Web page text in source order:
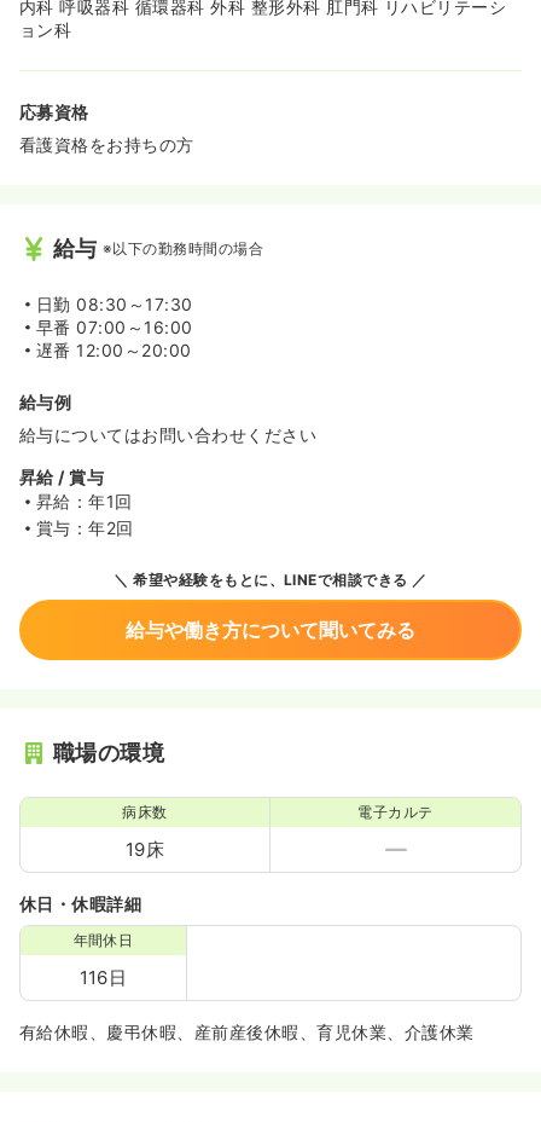
内科 呼吸器科 循環器科 外科 整形外科 肛門科 リハビリテーシ
ョン科
応募資格
看護資格をお持ちの方
給与 ※以下の勤務時間の場合
日勤 08:30～17:30
早番 07:00～16:00
遅番 12:00～20:00
給与例
給与についてはお問い合わせください
昇給 / 賞与
昇給：年1回
賞与：年2回
希望や経験をもとに、LINEで相談できる
給与や働き方について聞いてみる
職場の環境
病床数
19床
電子カルテ
休日・休暇詳細
年間休日
116日
有給休暇、慶弔休暇、産前産後休暇、育児休業、介護休業